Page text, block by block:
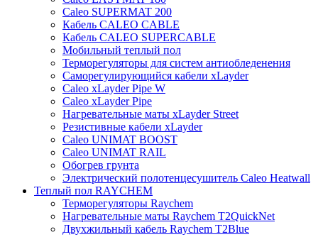
Caleo SUPERMAT 200
Кабель CALEO CABLE
Кабель CALEO SUPERCABLE
Мобильный теплый пол
Терморегуляторы для систем антиобледенения
Саморегулирующийся кабели xLayder
Caleo xLayder Pipe W
Caleo xLayder Pipe
Нагревательные маты xLayder Street
Резистивные кабели xLayder
Caleo UNIMAT BOOST
Caleo UNIMAT RAIL
Обогрев грунта
Электрический полотенцесушитель Caleo Heatwall
Теплый пол RAYCHEM
Терморегуляторы Raychem
Нагревательные маты Raychem T2QuickNet
Двухжильный кабель Raychem T2Blue